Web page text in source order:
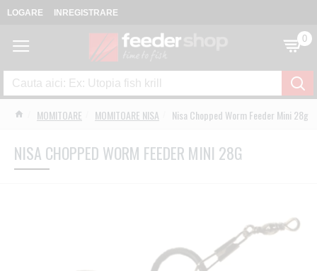
LOGARE INREGISTRARE
0
MOMITOARE MOMITOARE NISA Nisa Chopped Worm Feeder Mini 28g
NISA CHOPPED WORM FEEDER MINI 28G